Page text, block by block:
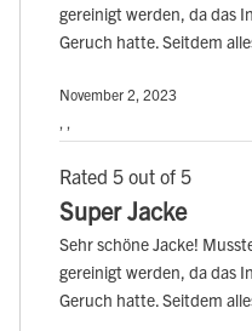
gereinigt werden, da das
Geruch hatte. Seitdem
November 2, 2023
Rated 5 out of 5
Super Jacke
Sehr schöne Jacke!
gereinigt werden, da das
Geruch hatte. Seitdem